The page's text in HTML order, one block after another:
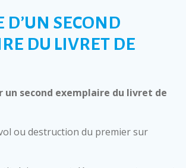
SECOND
DU LIVRET DE
un second exemplaire du livret de
ou destruction du premier sur